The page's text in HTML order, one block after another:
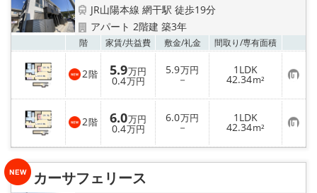
メールでお問い合わせ
JR山陽本線 網干駅 徒歩19分
アパート 2階建 築3年
階 家賃/共益費 敷金/礼金 間取り/専有面積
2階 5.9万円
0.4万円
5.9万円
－
1LDK
42.34m² お
気
に
入
り
登
録
2階 6.0万円
0.4万円
6.0万円
－
1LDK
42.34m² お
気
に
り
カーサフェリース